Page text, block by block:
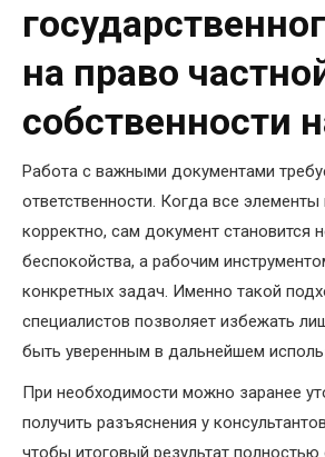
на право
собственности
Работа с важными документами
ответственности. Когда все
корректно, сам документ становится
беспокойства, а рабочим
конкретных задач. Именно такой
специалистов позволяет избежать
быть уверенным в дальнейшем
При необходимости можно заранее
получить разъяснения у
чтобы итоговый результат полностью